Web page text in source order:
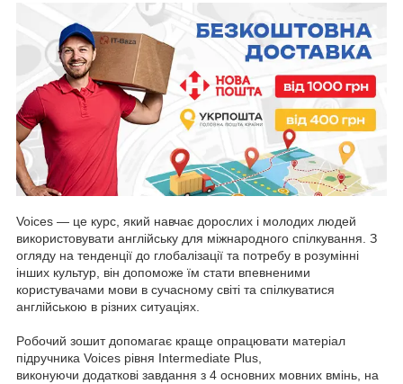
Voices — це курс, який навчає дорослих і молодих людей
використовувати англійську для міжнародного спілкування. З
огляду на тенденції до глобалізації та потребу в розумінні
інших культур, він допоможе їм стати впевненими
користувачами мови в сучасному світі та спілкуватися
англійською в різних ситуаціях.
Pобочий зошит допомагає краще опрацювати матеріал
підручника Voices рівня Intermediate Plus,
виконуючи додаткові завдання з 4 основних мовних вмінь, на